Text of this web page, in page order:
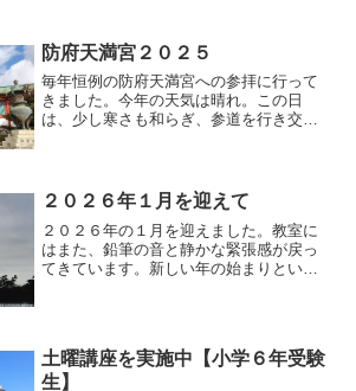
防府天満宮２０２５
毎年恒例の防府天満宮への参拝に行って
きました。今年の天気は晴れ。この日
は、少し寒さも和らぎ、参道を行き交う
として知られ、学問の神様で...
２０２６年１月を迎えて
２０２６年の１月を迎えました。教室に
はまた、鉛筆の音と静かな緊張感が戻っ
てきています。新しい年の始まりという
した。定期テストや塾の週...
土曜講座を実施中【小学６年受験
生】